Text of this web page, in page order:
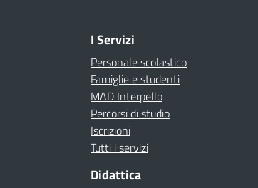
I Servizi
Personale scolastico
Famiglie e studenti
MAD Interpello
Percorsi di studio
Iscrizioni
Tutti i servizi
Didattica